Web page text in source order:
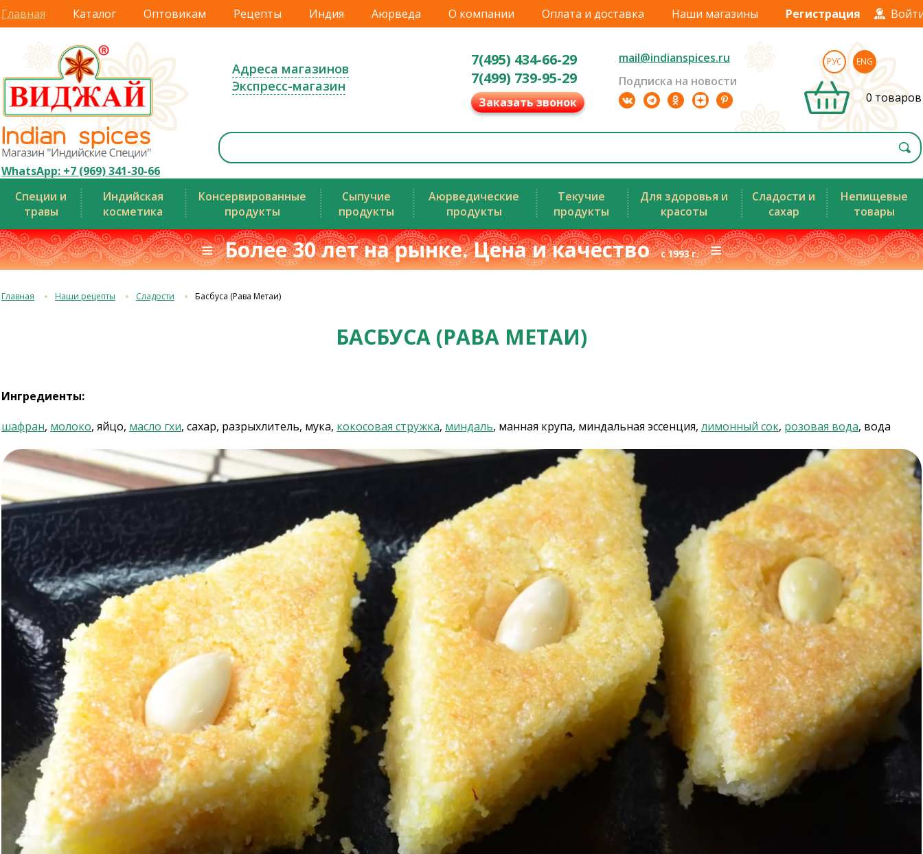
Главная Каталог Оптовикам Рецепты Индия Аюрведа О компании Оплата и доставка Наши магазины Регистрация
WhatsApp: +7 (969) 341-30-66
Адреса магазинов
Экспресс-магазин
7(495) 434-66-29
7(499) 739-95-29
Заказать звонок
mail@indianspices.ru
Подписка на новости
РУС ENG
0 товаров
Специи и
травы
Индийская
косметика
Консервированные
продукты
Сыпучие
продукты
Аюрведические
продукты
Текучие
продукты
Для здоровья и
красоты
Сладости и
сахар
Непищевые
товары
≡ Более 30 лет на рынке. Цена и качествос 1993 г.≡
Главная Наши рецепты Сладости Басбуса (Рава Метаи)
БАСБУСА (РАВА МЕТАИ)
Ингредиенты:
шафран, молоко, яйцо, масло гхи, сахар, разрыхлитель, мука, кокосовая стружка, миндаль, манная крупа, миндальная эссенция, лимонный сок, розовая вода, вода